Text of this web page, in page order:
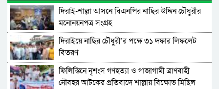
দিরাই-শাল্লা আসনে বিএনপির নাছির উদ্দিন চৌধুরীর
মনোনয়নপত্র সংগ্রহ
দিরাইয়ে নাছির চৌধুরী’র পক্ষে ৩১ দফার লিফলেট
বিতরণ
ফিলিস্তিনে নৃশংস গণহত্যা ও গাজাগামী ত্রাণবাহী
নৌবহর আটকের প্রতিবাদে শাল্লায় বিক্ষোভ মিছিল